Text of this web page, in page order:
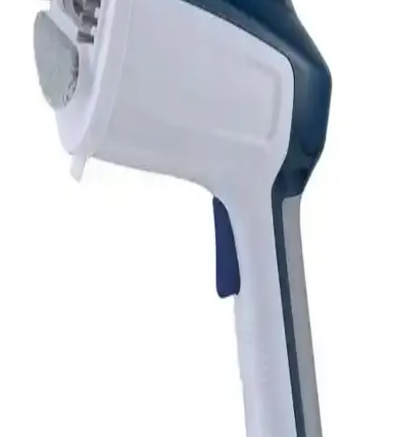
Buharlı Ütü Karşılaştırması: Philips 8000 ve Tefal
Ultimate Power Özellikleri ve Farkları
Philips 8000 ve Tefal Ultimate Power buharlı ütüler, yüksek buhar
gücü ve kullanım kolaylığıyla öne çıkar. Ev ve profesyonel kullanım
ihtiyaçlarına göre farklı avantajlar sunar.
Fakir Mercure ve Spring Buharlı Ütü
Karşılaştırması Ürün Özellikleri ve Performans
İki Fakir buharlı ütü detaylı karşılaştırmasıyla güç, taban malzemesi,
buhar özellikleri ve kullanıcı yorumları analiz edilerek en uygun
Buharlı Ütü Karşılaştırması: Philips GC3929/64 ve
Tefal FV8064 Performans Analizi
Philips GC3929/64 ve Tefal FV8064 modellerinin güç, buhar çıkışı
ve kullanım özellikleri karşılaştırılarak, kullanıcı memnuniyeti ve
Grundig ST 6150 L ve Xiaomi Portatif Buharlı